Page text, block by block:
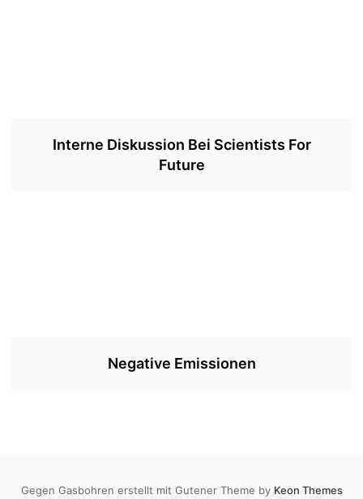
Interne Diskussion Bei Scientists For
Future
Negative Emissionen
Gegen Gasbohren erstellt mit Gutener Theme by Keon Themes